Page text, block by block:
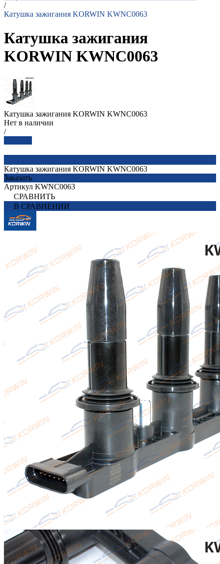
/
Катушка зажигания KORWIN KWNC0063
Катушка зажигания
KORWIN KWNC0063
Катушка зажигания KORWIN KWNC0063
Нет в наличии
/
Катушка зажигания KORWIN KWNC0063
Заказать
Артикул KWNC0063
СРАВНИТЬ
В СРАВНЕНИИ